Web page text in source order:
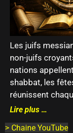
Les juifs
non-juifs
nations appellent
shabbat, les
réunissent
Lire plus …
> Chaine YouTube